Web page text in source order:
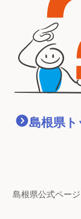
島根県
島根県公式ペー